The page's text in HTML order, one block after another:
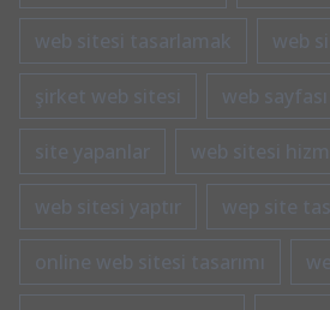
web sitesi tasarlamak web
şirket web sitesi web sayfası
site yapanlar web sitesi
web sitesi yaptır wep site
online web sitesi tasarımı